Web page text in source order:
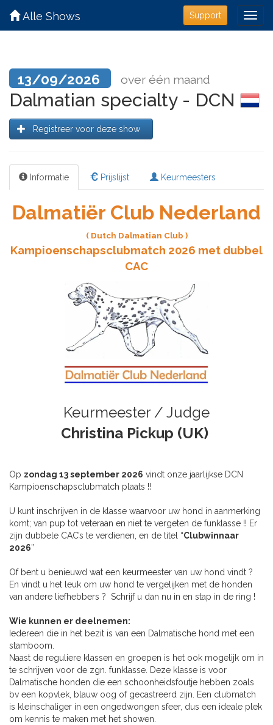
Support
Alle Shows
13/09/2026 over één maand
Dalmatian specialty - DCN
Registreer voor deze show
Informatie Prijslijst Keurmeesters
Dalmatiër Club Nederland
( Dutch Dalmatian Club )
Kampioenschapsclubmatch 2026 met dubbel
CAC
Keurmeester / Judge
Christina Pickup (UK)
Op zondag 13 september 2026 vindt onze jaarlijkse DCN
Kampioenschapsclubmatch plaats !!
U kunt inschrijven in de klasse waarvoor uw hond in aanmerking
komt; van pup tot veteraan en niet te vergeten de funklasse !! Er
zijn dubbele CAC’s te verdienen, en de titel “Clubwinnaar
2026”
Of bent u benieuwd wat een keurmeester van uw hond vindt ?
En vindt u het leuk om uw hond te vergelijken met de honden
van andere liefhebbers ? Schrijf u dan nu in en stap in de ring !
Wie kunnen er deelnemen:
Iedereen die in het bezit is van een Dalmatische hond met een
stamboom.
Naast de reguliere klassen en groepen is het ook mogelijk om in
te schrijven voor de zgn. funklasse. Deze klasse is voor
Dalmatische honden die een schoonheidsfoutje hebben zoals
bv een kopvlek, blauw oog of gecastreerd zijn. Een clubmatch
is kleinschaliger in een ongedwongen sfeer, dus een ideale plek
om kennis te maken met het showen.